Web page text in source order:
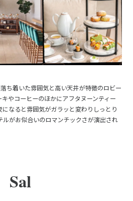
ち着いた雰囲気と高い天井が特徴のロビー
やコーヒーのほかにアフタヌーンティー
なると雰囲気がガラッと変わりしっとり
ルがお似合いのロマンチックさが演出され
Sal